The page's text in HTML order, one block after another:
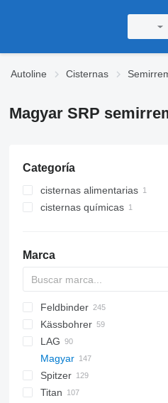
Autoline Cisternas
Magyar SRP
Categoría
cisternas alimentarias
cisternas químicas
Marca
SVM
NCG
NG
CB
T-series
SAPL
KIS
STF
ADR
BPDO
BPO
SOA
K series
LPG
45
AMMONIA
LPG
Feldbinder
EUT
KIP
TSA
ASW
TX
Stralis
TSA
Kässbohrer
SSK
SSL
STB
STS
LAG
0-3
GSA
O-3
TGS
Magyar
S-series
S38SDA
SR
SA
SL
CM
MACOLA
SCT
TS
Spitzer
SF
LPG
Titan